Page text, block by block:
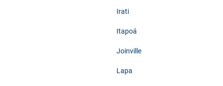
Irati
Itapoá
Joinville
Lapa